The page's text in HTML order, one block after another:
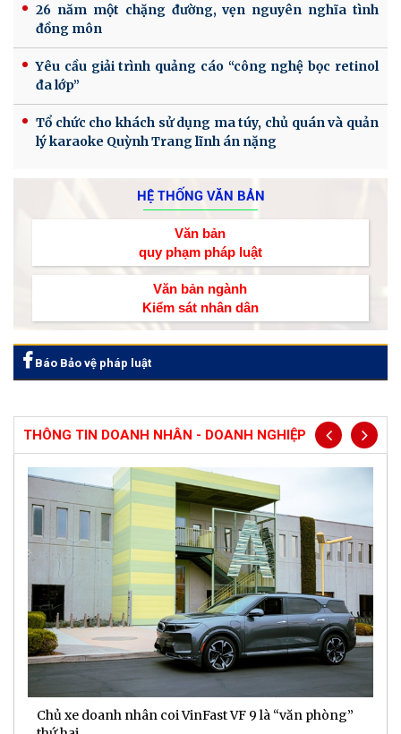
26 năm một chặng đường, vẹn nguyên nghĩa tình
đồng môn
Yêu cầu giải trình quảng cáo “công nghệ bọc retinol
đa lớp”
Tổ chức cho khách sử dụng ma túy, chủ quán và quản
lý karaoke Quỳnh Trang lĩnh án nặng
HỆ THỐNG VĂN BẢN
Văn bản
quy phạm pháp luật
Văn bản ngành
Kiểm sát nhân dân
Báo Bảo vệ pháp luật
THÔNG TIN DOANH NHÂN - DOANH NGHIỆP
Chủ xe doanh nhân coi VinFast VF 9 là “văn phòng”